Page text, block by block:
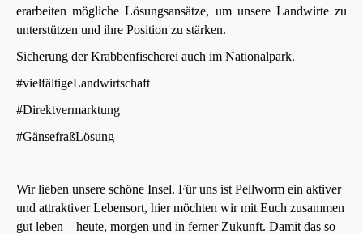
erarbeiten mögliche Lösungsansätze, um unsere Landwirte zu
unterstützen und ihre Position zu stärken.
Sicherung der Krabbenfischerei auch im Nationalpark.
#vielfältigeLandwirtschaft
#Direktvermarktung
#GänsefraßLösung
Wir lieben unsere schöne Insel. Für uns ist Pellworm ein aktiver
und attraktiver Lebensort, hier möchten wir mit Euch zusammen
gut leben – heute, morgen und in ferner Zukunft. Damit das so